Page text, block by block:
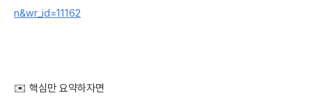
n&wr_id=11162
✉️ 핵심만 요약하자면